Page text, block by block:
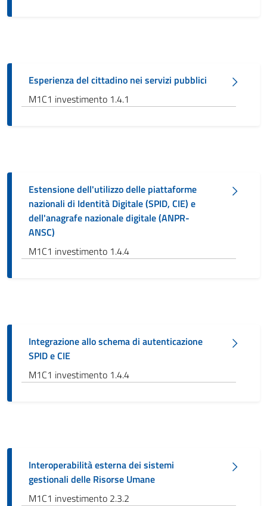
Esperienza del cittadino nei servizi pubblici
M1C1 investimento 1.4.1
Estensione dell'utilizzo delle piattaforme
nazionali di Identità Digitale (SPID, CIE) e
dell'anagrafe nazionale digitale (ANPR-
ANSC)
M1C1 investimento 1.4.4
Integrazione allo schema di autenticazione
SPID e CIE
M1C1 investimento 1.4.4
Interoperabilità esterna dei sistemi
gestionali delle Risorse Umane
M1C1 investimento 2.3.2